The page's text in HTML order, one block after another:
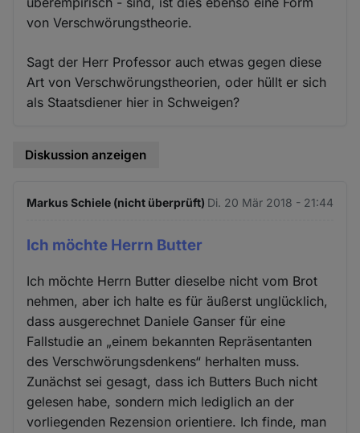
von Verschwörungstheorie.
Sagt der Herr Professor auch etwas gegen diese
Art von Verschwörungstheorien, oder hüllt er sich
als Staatsdiener hier in Schweigen?
Diskussion anzeigen
Markus Schiele (nicht überprüft) Di. 20 Mär 2018 - 21:44
Ich möchte Herrn Butter
Ich möchte Herrn Butter dieselbe nicht vom Brot
nehmen, aber ich halte es für äußerst unglücklich,
dass ausgerechnet Daniele Ganser für eine
Fallstudie an „einem bekannten Repräsentanten
des Verschwörungsdenkens“ herhalten muss.
Zunächst sei gesagt, dass ich Butters Buch nicht
gelesen habe, sondern mich lediglich an der
vorliegenden Rezension orientiere. Ich finde, man